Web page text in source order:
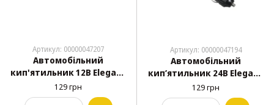
Артикул: 00000047207
Автомобільний
кип'ятильник 12В Elegant
101532
129 грн
Артикул: 00000047194
Автомобільний
кип’ятильник 24В Elegant
101 533
129 грн